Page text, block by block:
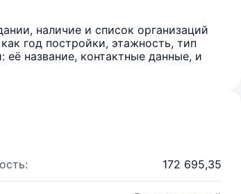
наличие и список организаций
год постройки, этажность, тип
название, контактные данные, и
172 695,35